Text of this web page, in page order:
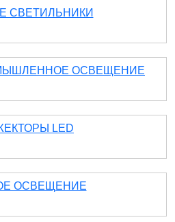
СВЕТИЛЬНИКИ
ОСВЕЩЕНИЕ
LED
ОСВЕЩЕНИЕ